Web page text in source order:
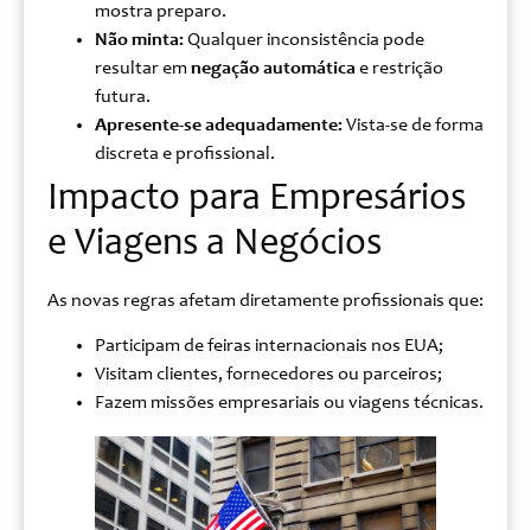
mostra preparo.
Não minta:Qualquer inconsistência pode
resultar em negação automáticae restrição
futura.
Apresente-se adequadamente:Vista-se de forma
discreta e profissional.
Impacto para Empresários
e Viagens a Negócios
As novas regras afetam diretamente profissionais que:
Participam de feiras internacionais nos EUA;
Visitam clientes, fornecedores ou parceiros;
Fazem missões empresariais ou viagens técnicas.